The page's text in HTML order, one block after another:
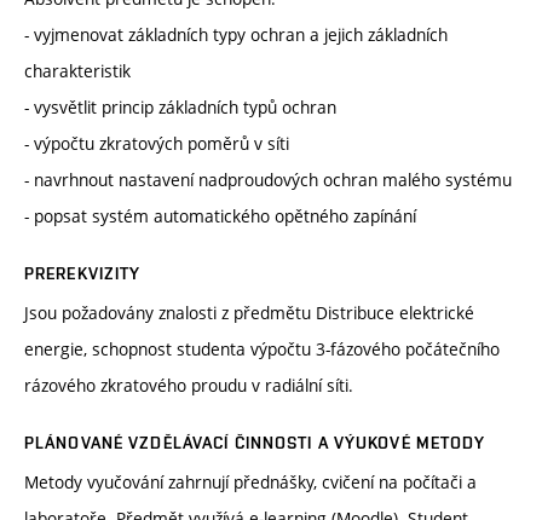
- vyjmenovat základních typy ochran a jejich základních
charakteristik
- vysvětlit princip základních typů ochran
- výpočtu zkratových poměrů v síti
- navrhnout nastavení nadproudových ochran malého systému
- popsat systém automatického opětného zapínání
PREREKVIZITY
Jsou požadovány znalosti z předmětu Distribuce elektrické
energie, schopnost studenta výpočtu 3-fázového počátečního
rázového zkratového proudu v radiální síti.
PLÁNOVANÉ VZDĚLÁVACÍ ČINNOSTI A VÝUKOVÉ METODY
Metody vyučování zahrnují přednášky, cvičení na počítači a